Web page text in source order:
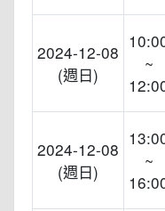
2024-12-08
(週日)
~
2024-12-08
(週日)
~